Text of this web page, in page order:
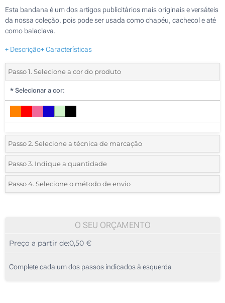
Esta bandana é um dos artigos publicitários mais originais e versáteis
da nossa coleção, pois pode ser usada como chapéu, cachecol e até
como balaclava.
+ Descrição+ Características
Passo 1. Selecione a cor do produto
* Selecionar a cor:
Passo 2. Selecione a técnica de marcação
*Selecione o tipo de marcação e as cores do logotipo:
Transferência digital a cores (Num lado)
Passo 3. Indique a quantidade
*Quantidade mínima:25
50
125
Passo 4. Selecione o método de envio
O SEU ORÇAMENTO
Preço a partir de:0,50 €
Complete cada um dos passos indicados à esquerda